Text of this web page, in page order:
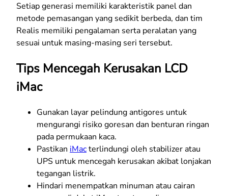
Setiap generasi memiliki karakteristik panel dan
metode pemasangan yang sedikit berbeda, dan tim
Realis memiliki pengalaman serta peralatan yang
sesuai untuk masing-masing seri tersebut.
Tips Mencegah Kerusakan LCD
iMac
Gunakan layar pelindung antigores untuk
mengurangi risiko goresan dan benturan ringan
pada permukaan kaca.
Pastikan iMacterlindungi oleh stabilizer atau
UPS untuk mencegah kerusakan akibat lonjakan
tegangan listrik.
Hindari menempatkan minuman atau cairan